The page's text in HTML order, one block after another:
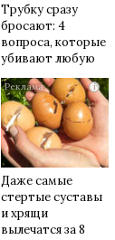
Трубку сразу
бросают: 4
вопроса, которые
убивают любую
схему
мошенников
i
Даже самые
стертые суставы
и хрящи
вылечатся за 8